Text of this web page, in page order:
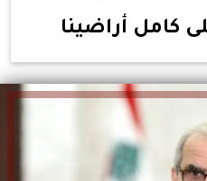
كامل أراضينا